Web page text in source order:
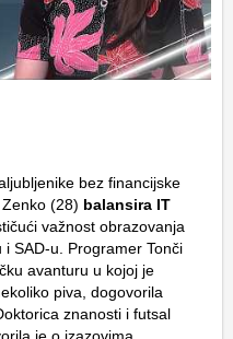
bez financijske
(28) balansira IT
važnost obrazovanja
SAD-u. Programer Tonči
avanturu u kojoj je
piva, dogovorila
znanosti i futsal
je o izazovima